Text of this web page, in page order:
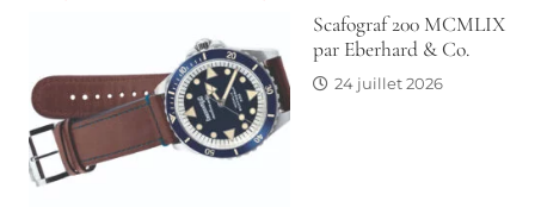
Scafograf 200 MCMLIX
par Eberhard & Co.
24 juillet 2026